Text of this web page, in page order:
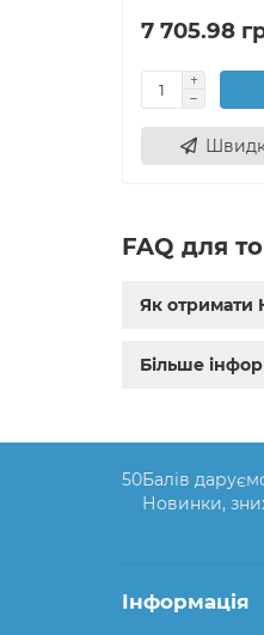
7 705.98
FAQ для
Як отримати
Більше
50Балів
Новинки,
Інформація